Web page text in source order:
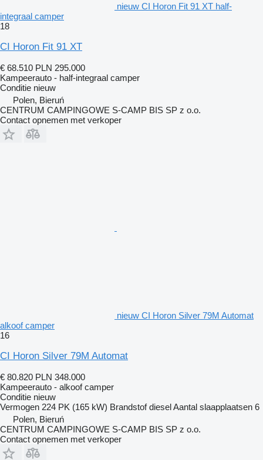
nieuw CI Horon Fit 91 XT half-
integraal camper
18
CI Horon Fit 91 XT
€ 68.510 PLN 295.000
Kampeerauto - half-integraal camper
Conditie nieuw
Polen, Bieruń
CENTRUM CAMPINGOWE S-CAMP BIS SP z o.o.
Contact opnemen met verkoper
nieuw CI Horon Silver 79M Automat
alkoof camper
16
CI Horon Silver 79M Automat
€ 80.820 PLN 348.000
Kampeerauto - alkoof camper
Conditie nieuw
Vermogen 224 PK (165 kW) Brandstof dieselAantal slaapplaatsen 6
Polen, Bieruń
CENTRUM CAMPINGOWE S-CAMP BIS SP z o.o.
Contact opnemen met verkoper